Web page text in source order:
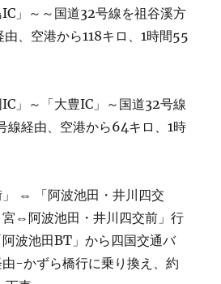
」～～国道32号線を祖谷溪方
、空港から118キロ、1時間55
」～「大豊IC」～国道32号線
線経由、空港から64キロ、1時
」 ⇔ 「阿波池田・井川四交
⇔阿波池田・井川四交前」行
波池田BT」から四国交通バ
-かずら橋行に乗り換え、約